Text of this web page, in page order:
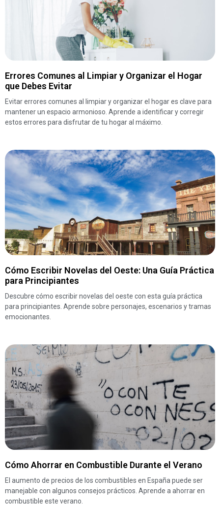
Errores Comunes al Limpiar y Organizar el Hogar
que Debes Evitar
Evitar errores comunes al limpiar y organizar el hogar es clave para
mantener un espacio armonioso. Aprende a identificar y corregir
estos errores para disfrutar de tu hogar al máximo.
Cómo Escribir Novelas del Oeste: Una Guía Práctica
para Principiantes
Descubre cómo escribir novelas del oeste con esta guía práctica
para principiantes. Aprende sobre personajes, escenarios y tramas
emocionantes.
Cómo Ahorrar en Combustible Durante el Verano
El aumento de precios de los combustibles en España puede ser
manejable con algunos consejos prácticos. Aprende a ahorrar en
combustible este verano.